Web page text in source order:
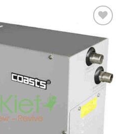
Add to
wishlist